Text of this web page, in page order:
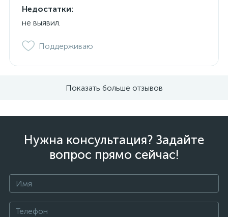
Недостатки:
не выявил.
Поддерживаю
Показать больше отзывов
Нужна консультация? Задайте
вопрос прямо сейчас!